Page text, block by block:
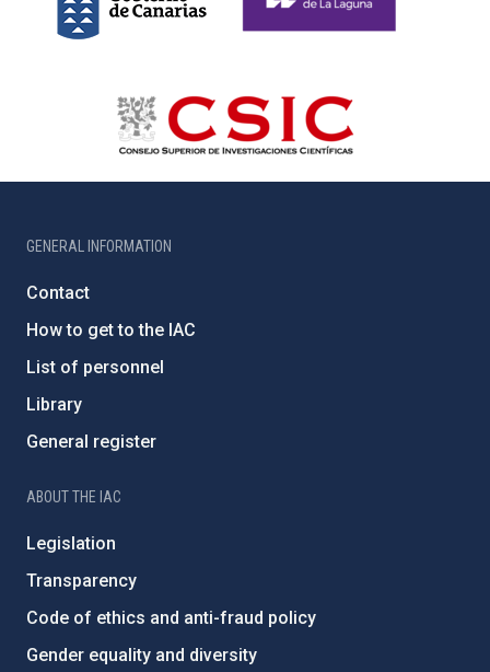
GENERAL INFORMATION
Contact
How to get to the IAC
List of personnel
Library
General register
ABOUT THE IAC
Legislation
Transparency
Code of ethics and anti-fraud policy
Gender equality and diversity